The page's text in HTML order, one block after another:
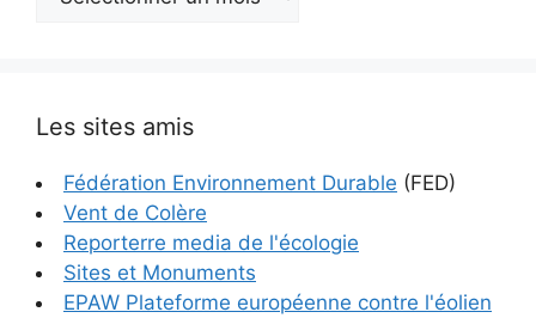
Les sites amis
Fédération Environnement Durable (FED)
Vent de Colère
Reporterre media de l'écologie
Sites et Monuments
EPAW Plateforme européenne contre l'éolien